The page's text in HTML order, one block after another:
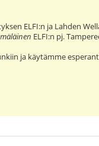
ELFI:n ja Lahden
ELFI:n pj.
ja käytämme